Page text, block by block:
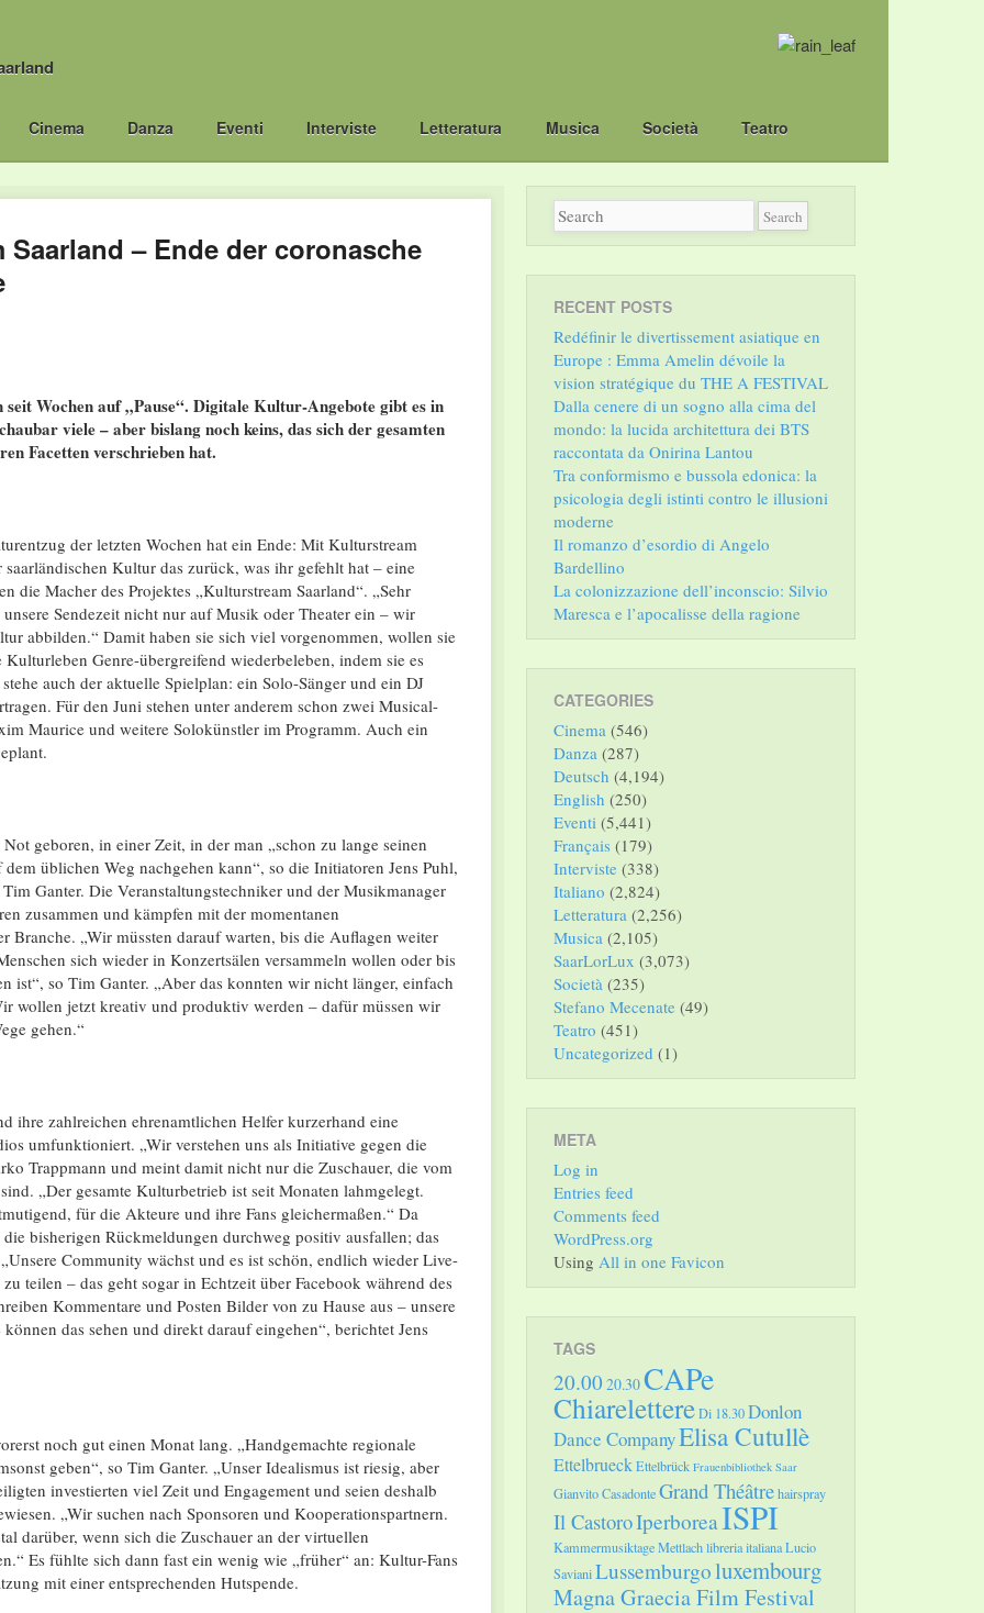
Cinema Danza Eventi Interviste Letteratura Musica Società Teatro
Saarland – Ende der coronasche
seit Wochen auf „Pause“. Digitale Kultur-Angebote gibt es in
viele – aber bislang noch keins, das sich der gesamten
Facetten verschrieben hat.
der letzten Wochen hat ein Ende: Mit Kulturstream
saarländischen Kultur das zurück, was ihr gefehlt hat – eine
die Macher des Projektes „Kulturstream Saarland“. „Sehr
Sendezeit nicht nur auf Musik oder Theater ein – wir
abbilden.“ Damit haben sie sich viel vorgenommen, wollen sie
Kulturleben Genre-übergreifend wiederbeleben, indem sie es
auch der aktuelle Spielplan: ein Solo-Sänger und ein DJ
Für den Juni stehen unter anderem schon zwei Musical-
Maurice und weitere Solokünstler im Programm. Auch ein
geboren, in einer Zeit, in der man „schon zu lange seinen
üblichen Weg nachgehen kann“, so die Initiatoren Jens Puhl,
Ganter. Die Veranstaltungstechniker und der Musikmanager
zusammen und kämpfen mit der momentanen
Branche. „Wir müssten darauf warten, bis die Auflagen weiter
sich wieder in Konzertsälen versammeln wollen oder bis
ist“, so Tim Ganter. „Aber das konnten wir nicht länger, einfach
wollen jetzt kreativ und produktiv werden – dafür müssen wir
gehen.“
ihre zahlreichen ehrenamtlichen Helfer kurzerhand eine
umfunktioniert. „Wir verstehen uns als Initiative gegen die
Trappmann und meint damit nicht nur die Zuschauer, die vom
„Der gesamte Kulturbetrieb ist seit Monaten lahmgelegt.
für die Akteure und ihre Fans gleichermaßen.“ Da
die bisherigen Rückmeldungen durchweg positiv ausfallen; das
Community wächst und es ist schön, endlich wieder Live-
teilen – das geht sogar in Echtzeit über Facebook während des
Kommentare und Posten Bilder von zu Hause aus – unsere
das sehen und direkt darauf eingehen“, berichtet Jens
noch gut einen Monat lang. „Handgemachte regionale
geben“, so Tim Ganter. „Unser Idealismus ist riesig, aber
investierten viel Zeit und Engagement und seien deshalb
„Wir suchen nach Sponsoren und Kooperationspartnern.
darüber, wenn sich die Zuschauer an der virtuellen
Es fühlte sich dann fast ein wenig wie „früher“ an: Kultur-Fans
mit einer entsprechenden Hutspende.
RECENT POSTS
Redéfinir le divertissement asiatique en
Europe : Emma Amelin dévoile la
vision stratégique du THE A FESTIVAL
Dalla cenere di un sogno alla cima del
mondo: la lucida architettura dei BTS
raccontata da Onirina Lantou
Tra conformismo e bussola edonica: la
psicologia degli istinti contro le illusioni
moderne
Il romanzo d’esordio di Angelo
Bardellino
La colonizzazione dell’inconscio: Silvio
Maresca e l’apocalisse della ragione
CATEGORIES
Cinema (546)
Danza (287)
Deutsch (4,194)
English (250)
Eventi (5,441)
Français (179)
Interviste (338)
Italiano (2,824)
Letteratura (2,256)
Musica (2,105)
SaarLorLux (3,073)
Società (235)
Stefano Mecenate (49)
Teatro (451)
Uncategorized (1)
META
Log in
Entries feed
Comments feed
WordPress.org
Using All in one Favicon
TAGS
20.00 20.30CAPe
ChiarelettereDi 18.30Donlon
Dance CompanyElisa Cutullè
EttelbrueckEttelbrück Frauenbibliothek Saar
Gianvito CasadonteGrand Théâtrehairspray
Il CastoroIperboreaISPI
Kammermusiktage Mettlachlibreria italianaLucio
SavianiLussemburgoluxembourg
Magna Graecia Film Festival